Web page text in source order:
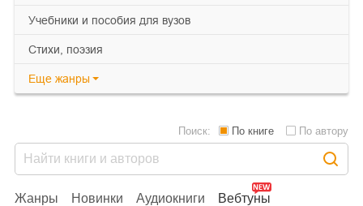
учебники и пособия для вузов
cтихи, поэзия
Еще жанры
Жанры Новинки Аудиокниги
Вебтуны
Поиск: По книге По автору